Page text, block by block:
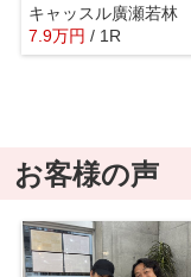
キャッスル廣瀬若林
7.9万円 / 1R
お客様の声